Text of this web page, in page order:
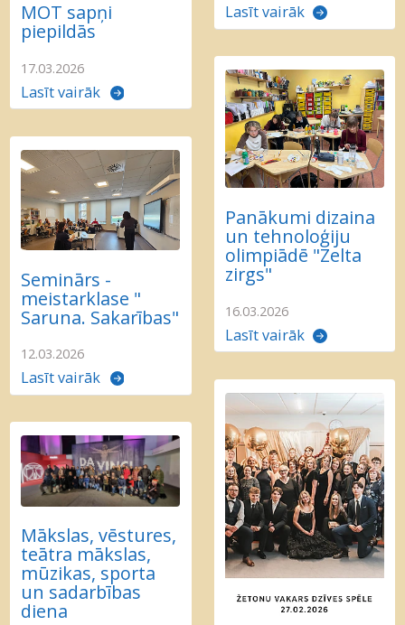
Lasīt vairāk
MOT sapņi
piepildās
17.03.2026
Lasīt vairāk
Panākumi dizaina
un tehnoloģiju
olimpiādē "Zelta
zirgs"
16.03.2026
Lasīt vairāk
Seminārs -
meistarklase "
Saruna. Sakarības"
12.03.2026
Lasīt vairāk
Mākslas, vēstures,
teātra mākslas,
mūzikas, sporta
un sadarbības
diena